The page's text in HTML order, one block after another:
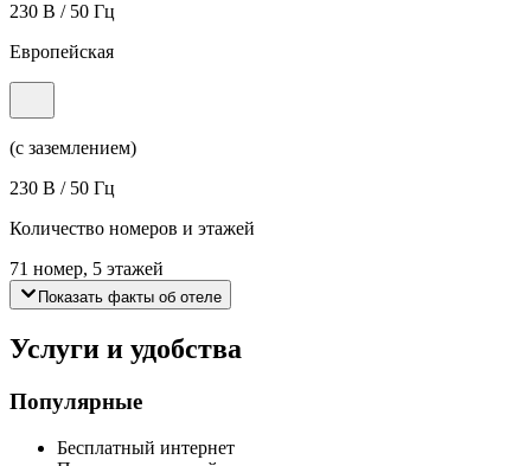
230 В / 50 Гц
Европейская
(с заземлением)
230 В / 50 Гц
Количество номеров и этажей
71 номер, 5 этажей
Показать факты об отеле
Услуги и удобства
Популярные
Бесплатный интернет